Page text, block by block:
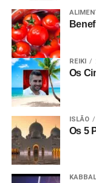
REIKI
Os
ISLÃO
Os 5